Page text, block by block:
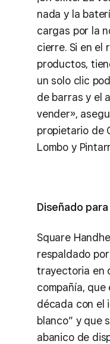
nada y la
cargas por la
cierre. Si en el
productos,
un solo clic
de barras y el
vender»,
propietario de
Lombo y
Diseñado
Square
respaldado
trayectoria en
compañía, que
década con el
blanco” y que
abanico de